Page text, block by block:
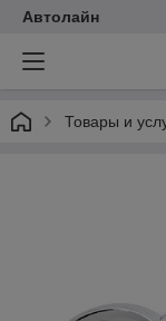
Автолайн
Товары и